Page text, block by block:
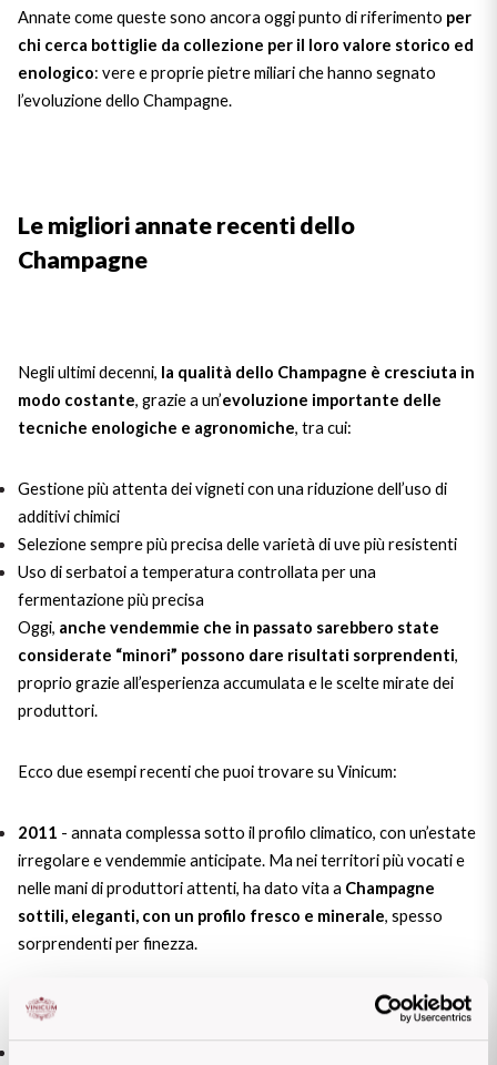
Casali 1900
Lambrusco and Spergola
Find out more
Puglia Wines
Sicilian Wines
Umbrian wines
Champagne wines
Burgundy wines
Bordeaux wines
See all
Annate come queste sono ancora oggi punto di riferimento per
chi cerca bottiglie da collezione per il loro valore storico ed
enologico: vere e proprie pietre miliari che hanno segnato
l’evoluzione dello Champagne.
Le migliori annate recenti dello
Champagne
Negli ultimi decenni, la qualità dello Champagne è cresciuta in
modo costante, grazie a un’evoluzione importante delle
tecniche enologiche e agronomiche, tra cui:
Gestione più attenta dei vigneti con una riduzione dell’uso di
additivi chimici
Selezione sempre più precisa delle varietà di uve più resistenti
Uso di serbatoi a temperatura controllata per una
fermentazione più precisa
Oggi, anche vendemmie che in passato sarebbero state
considerate “minori” possono dare risultati sorprendenti,
proprio grazie all’esperienza accumulata e le scelte mirate dei
produttori.
Ecco due esempi recenti che puoi trovare su Vinicum:
2011 - annata complessa sotto il profilo climatico, con un’estate
irregolare e vendemmie anticipate. Ma nei territori più vocati e
nelle mani di produttori attenti, ha dato vita a Champagne
sottili, eleganti, con un profilo fresco e minerale, spesso
sorprendenti per finezza.
👉 Scopri Blanc de Blancs Premier Cru Millésimé 2011